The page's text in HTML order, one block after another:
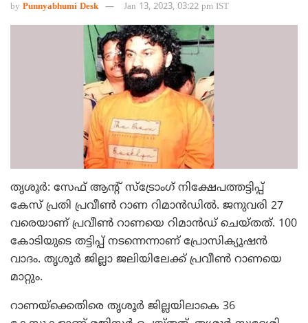
by Punnyabhumi Desk Jan 13, 2023, 03:22 pm IST
തൃശൂര്‍: സേഫ് ആന്റ് സ്‌ട്രോംഗ് നിക്ഷേപത്തട്ടിപ്പ്
കേസ് പ്രതി പ്രവീണ്‍ റാണ റിമാന്‍ഡില്‍. ജനുവരി 27
വരെയാണ് പ്രവീണ്‍ റാണയെ റിമാന്‍ഡ് ചെയ്തത്. 100
കോടിയുടെ തട്ടിപ്പ് നടന്നെന്നാണ് പ്രോസിക്യൂഷന്‍
വാദം. തൃശൂര്‍ ജില്ലാ ജലിയിലേക്ക് പ്രവീണ്‍ റാണയെ
മാറ്റും.
റാണയ്‌ക്കെതിരെ തൃശൂര്‍ ജില്ലയിലാകെ 36